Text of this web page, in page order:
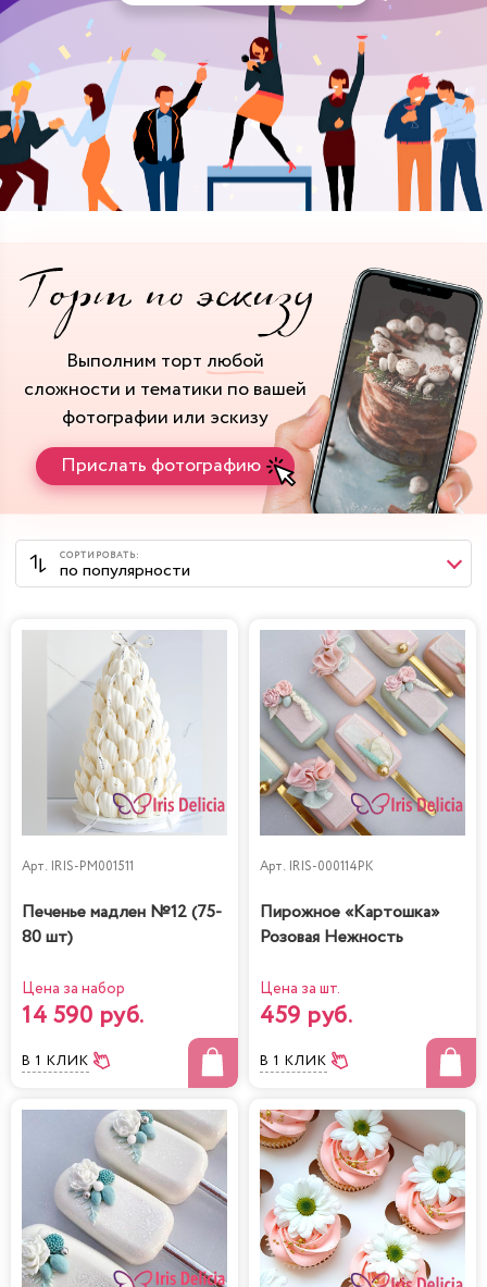
Выполним торт любой
сложности и тематики по вашей
фотографии или эскизу
Прислать фотографию
Арт. IRIS-PM001511
Печенье мадлен №12 (75-
80 шт)
Цена за набор
14 590 руб.
В 1 КЛИК
Арт. IRIS-000114PK
Пирожное «Картошка»
Розовая Нежность
Цена за шт.
459 руб.
В 1 КЛИК